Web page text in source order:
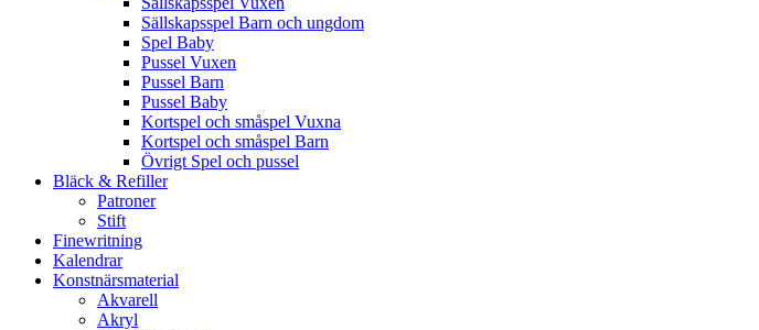
Sällskapsspel Barn och ungdom
Spel Baby
Pussel Vuxen
Pussel Barn
Pussel Baby
Kortspel och småspel Vuxna
Kortspel och småspel Barn
Övrigt Spel och pussel
Bläck & Refiller
Patroner
Stift
Finewritning
Kalendrar
Konstnärsmaterial
Akvarell
Akryl